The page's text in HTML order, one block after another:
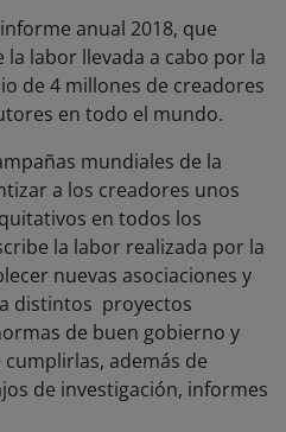
anual 2018, que
labor llevada a cabo por la
de 4 millones de creadores
en todo el mundo.
mundiales de la
a los creadores unos
en todos los
la labor realizada por la
nuevas asociaciones y
distintos proyectos
de buen gobierno y
además de
de investigación, informes